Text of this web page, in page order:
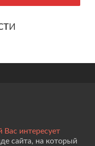
И
Вас интересует
сайта, на который